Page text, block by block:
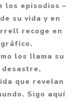
los episodios –
su vida y en
recoge en
los llama su
que revelan
Sigo aquí